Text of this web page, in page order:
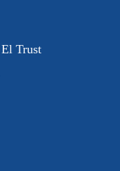
El Trust